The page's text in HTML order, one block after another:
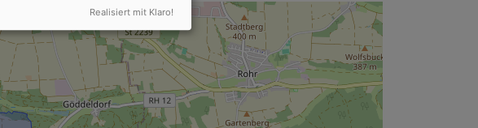
Realisiert mit Klaro!